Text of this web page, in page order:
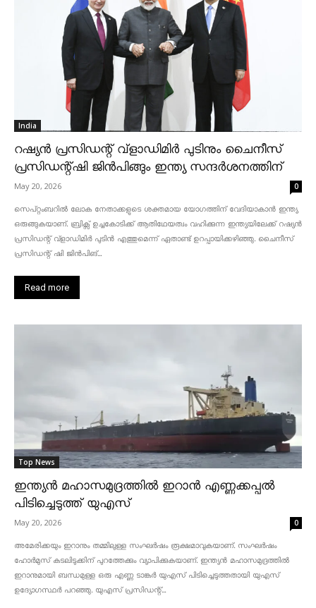
India
റഷ്യൻ പ്രസിഡന്റ് വ്‌ളാഡിമിർ പുടിനും ചൈനീസ്
പ്രസിഡന്റ്ഷി ജിൻപിങ്ങും ഇന്ത്യ സന്ദർശനത്തിന്
May 20, 2026 0
സെപ്റ്റംബറിൽ ലോക നേതാക്കളുടെ ശക്തമായ യോഗത്തിന് വേദിയാകാൻ ഇന്ത്യ
ഒരുങ്ങുകയാണ്. ബ്രിക്സ് ഉച്ചകോടിക്ക് ആതിഥേയത്വം വഹിക്കുന്ന ഇന്ത്യയിലേക്ക് റഷ്യൻ
പ്രസിഡന്റ് വ്‌ളാഡിമിർ പുടിൻ എത്തുമെന്ന് ഏതാണ്ട് ഉറപ്പായിക്കഴിഞ്ഞു. ചൈനീസ്
പ്രസിഡന്റ് ഷി ജിൻപിങ്...
Read more
Top News
ഇന്ത്യൻ മഹാസമുദ്രത്തിൽ ഇറാൻ എണ്ണക്കപ്പൽ
പിടിച്ചെടുത്ത് യുഎസ്
May 20, 2026 0
അമേരിക്കയും ഇറാനും തമ്മിലുള്ള സംഘർഷം രൂക്ഷമാവുകയാണ്. സംഘർഷം
ഹോർമുസ് കടലിടുക്കിന് പുറത്തേക്കും വ്യാപിക്കുകയാണ്. ഇന്ത്യൻ മഹാസമുദ്രത്തിൽ
ഇറാനുമായി ബന്ധമുള്ള ഒരു എണ്ണ ടാങ്കർ യുഎസ് പിടിച്ചെടുത്തതായി യുഎസ്
ഉദ്യോഗസ്ഥർ പറഞ്ഞു. യുഎസ് പ്രസിഡന്റ്...